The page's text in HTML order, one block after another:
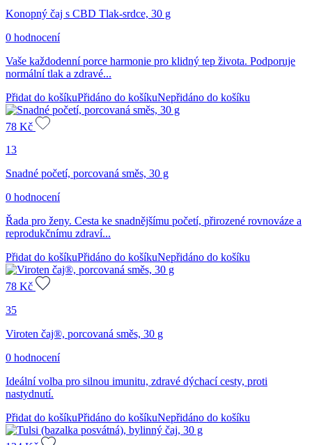
Konopný čaj s CBD Tlak-srdce, 30 g
0 hodnocení
Vaše každodenní porce harmonie pro klidný tep života. Podporuje
normální tlak a zdravé...
Přidat do košíkuPřidáno do košíkuNepřidáno do košíku
78 Kč
13
Snadné početí, porcovaná směs, 30 g
0 hodnocení
Řada pro ženy. Cesta ke snadnějšímu početí, přirozené rovnováze a
reprodukčnímu zdraví...
Přidat do košíkuPřidáno do košíkuNepřidáno do košíku
78 Kč
35
Viroten čaj®, porcovaná směs, 30 g
0 hodnocení
Ideální volba pro silnou imunitu, zdravé dýchací cesty, proti
nastydnutí.
Přidat do košíkuPřidáno do košíkuNepřidáno do košíku